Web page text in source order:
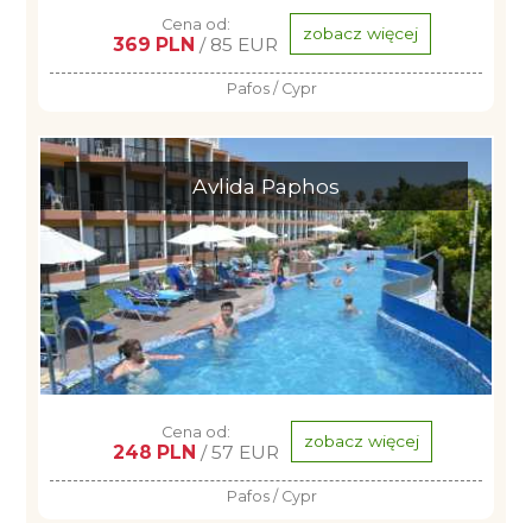
Cena od:
369 PLN / 85 EUR zobacz więcej
Pafos / Cypr
Avlida Paphos
Cena od:
248 PLN / 57 EUR zobacz więcej
Pafos / Cypr